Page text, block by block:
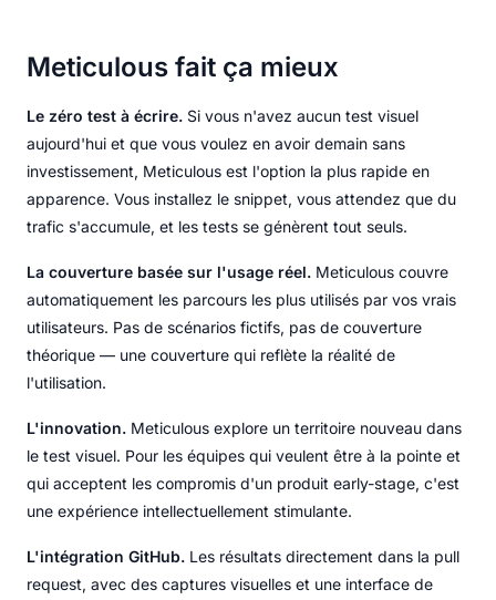
Meticulous fait ça mieux
Le zéro test à écrire. Si vous n'avez aucun test visuel
aujourd'hui et que vous voulez en avoir demain sans
investissement, Meticulous est l'option la plus rapide en
apparence. Vous installez le snippet, vous attendez que du
trafic s'accumule, et les tests se génèrent tout seuls.
La couverture basée sur l'usage réel. Meticulous couvre
automatiquement les parcours les plus utilisés par vos vrais
utilisateurs. Pas de scénarios fictifs, pas de couverture
théorique — une couverture qui reflète la réalité de
l'utilisation.
L'innovation. Meticulous explore un territoire nouveau dans
le test visuel. Pour les équipes qui veulent être à la pointe et
qui acceptent les compromis d'un produit early-stage, c'est
une expérience intellectuellement stimulante.
L'intégration GitHub. Les résultats directement dans la pull
request, avec des captures visuelles et une interface de